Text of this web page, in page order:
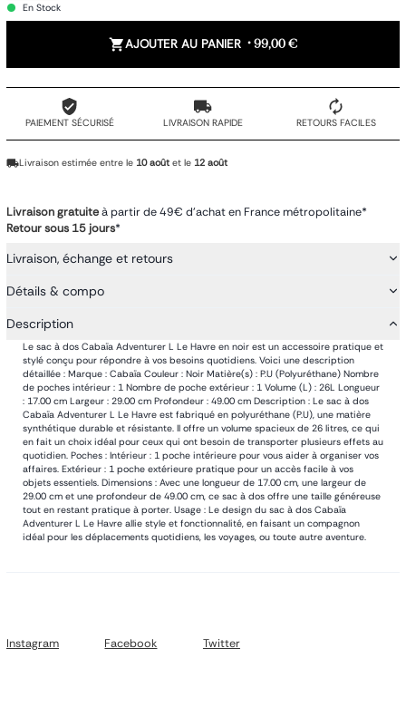
En Stock
AJOUTER AU PANIER • 99,00 €
PAIEMENT SÉCURISÉ LIVRAISON RAPIDE RETOURS FACILES
Livraison estimée entre le 10 août et le 12 août
Livraison gratuiteà partir de 49€ d'achat en France métropolitaine*
Retour sous 15 jours*
Livraison, échange et retours
Détails & compo
Description
Le sac à dos Cabaïa Adventurer L Le Havre en noir est un accessoire pratique et
stylé conçu pour répondre à vos besoins quotidiens. Voici une description
détaillée : Marque : Cabaïa Couleur : Noir Matière(s) : P.U (Polyuréthane) Nombre
de poches intérieur : 1 Nombre de poche extérieur : 1 Volume (L) : 26L Longueur
: 17.00 cm Largeur : 29.00 cm Profondeur : 49.00 cm Description : Le sac à dos
Cabaïa Adventurer L Le Havre est fabriqué en polyuréthane (P.U), une matière
synthétique durable et résistante. Il offre un volume spacieux de 26 litres, ce qui
en fait un choix idéal pour ceux qui ont besoin de transporter plusieurs effets au
quotidien. Poches : Intérieur : 1 poche intérieure pour vous aider à organiser vos
affaires. Extérieur : 1 poche extérieure pratique pour un accès facile à vos
objets essentiels. Dimensions : Avec une longueur de 17.00 cm, une largeur de
29.00 cm et une profondeur de 49.00 cm, ce sac à dos offre une taille généreuse
tout en restant pratique à porter. Usage : Le design du sac à dos Cabaïa
Adventurer L Le Havre allie style et fonctionnalité, en faisant un compagnon
idéal pour les déplacements quotidiens, les voyages, ou toute autre aventure.
Instagram Facebook Twitter